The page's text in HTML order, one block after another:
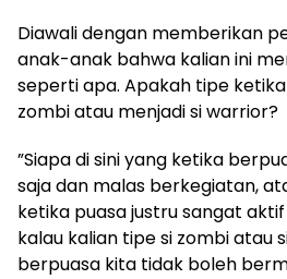
Diawali dengan memberikan
anak-anak bahwa kalian ini
seperti apa. Apakah tipe
zombi atau menjadi si warrior?
”Siapa di sini yang ketika
saja dan malas berkegiatan,
ketika puasa justru sangat
kalau kalian tipe si zombi atau
berpuasa kita tidak boleh